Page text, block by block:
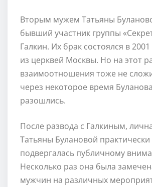
Вторым мужем Татьяны
бывший участник группы
Галкин. Их брак состоялся в
из церквей Москвы. Но на этот
взаимоотношения тоже не
через некоторое время
разошлись.
После развода с Галкиным,
Татьяны Булановой практически
подвергалась публичному
Несколько раз она была
мужчин на различных